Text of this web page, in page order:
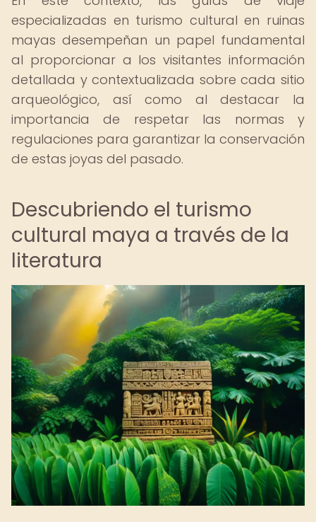
especializadas en turismo cultural en ruinas
mayas desempeñan un papel fundamental
al proporcionar a los visitantes información
detallada y contextualizada sobre cada sitio
arqueológico, así como al destacar la
importancia de respetar las normas y
regulaciones para garantizar la conservación
de estas joyas del pasado.
Descubriendo el turismo
cultural maya a través de la
literatura